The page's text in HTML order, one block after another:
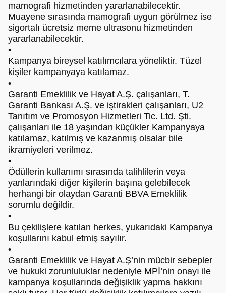
mamografi hizmetinden yararlanabilecektir.
Muayene sırasında mamografi uygun görülmez ise
sigortalı ücretsiz meme ultrasonu hizmetinden
yararlanabilecektir.
•
Kampanya bireysel katılımcılara yöneliktir. Tüzel
kişiler kampanyaya katılamaz.
•
Garanti Emeklilik ve Hayat A.Ş. çalışanları, T.
Garanti Bankası A.Ş. ve iştirakleri çalışanları, U2
Tanıtım ve Promosyon Hizmetleri Tic. Ltd. Şti.
çalışanları ile 18 yaşından küçükler Kampanyaya
katılamaz, katılmış ve kazanmış olsalar bile
ikramiyeleri verilmez.
•
Ödüllerin kullanımı sırasında talihlilerin veya
yanlarındaki diğer kişilerin başına gelebilecek
herhangi bir olaydan Garanti BBVA Emeklilik
sorumlu değildir.
•
Bu çekilişlere katılan herkes, yukarıdaki Kampanya
koşullarını kabul etmiş sayılır.
•
Garanti Emeklilik ve Hayat A.Ş’nin mücbir sebepler
ve hukuki zorunluluklar nedeniyle MPİ’nin onayı ile
kampanya koşullarında değişiklik yapma hakkını